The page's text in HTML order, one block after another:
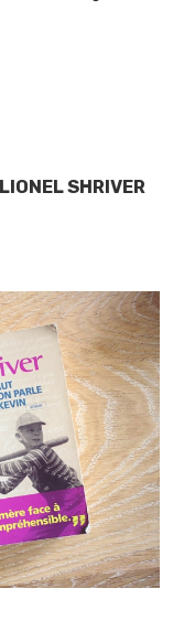
SHRIVER